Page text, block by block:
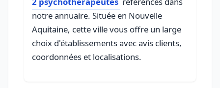
notre annuaire. Située en Nouvelle
Aquitaine, cette ville vous offre un large
choix d'établissements avec avis clients,
coordonnées et localisations.